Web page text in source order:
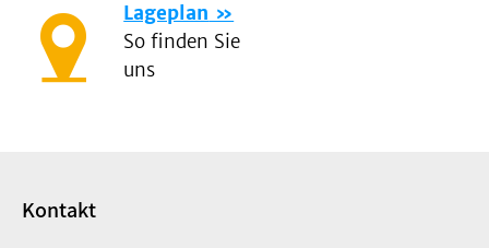
Lageplan
So finden Sie
uns
Kontakt